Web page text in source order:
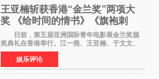
王亚楠斩获香港“金兰奖”两项大
奖 《给时间的情书》《旗袍刺
客》双双获肯定
日前，第五届亚洲国际青年电影展金兰奖颁
奖典礼在香港举行。江一燕、王亚楠、于文文、
李东学等知名演员出席活动。著名演员、导演王
亚楠凭借音乐故事片《给时间的情书》和院线电
影《旗袍刺客》
娱乐评论